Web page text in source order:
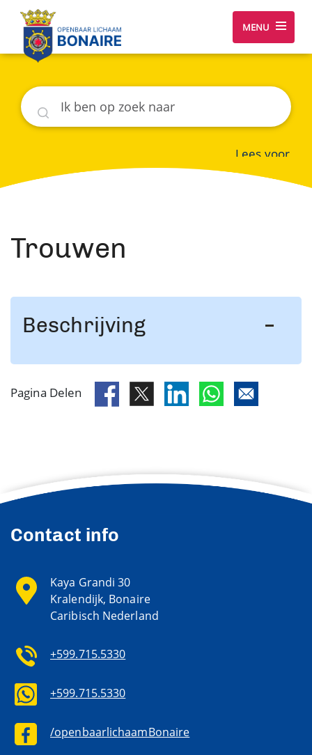
MENU
Zoeken
Lees voor
Trouwen
Beschrijving
Pagina Delen
Contact info
Kaya Grandi 30
Kralendijk, Bonaire
Caribisch Nederland
+599.715.5330
+599.715.5330
/openbaarlichaamBonaire